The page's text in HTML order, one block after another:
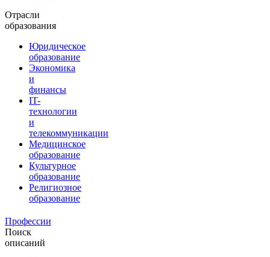
Отрасли
образования
Юридическое
образование
Экономика
и
финансы
IT-
технологии
и
телекоммуникации
Медицинское
образование
Культурное
образование
Религиозное
образование
Профессии
Поиск
описаний